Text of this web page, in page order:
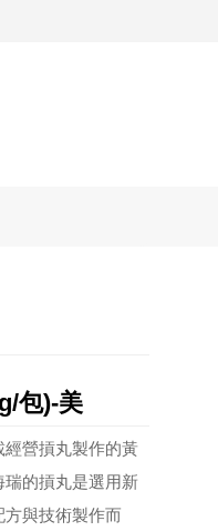
包)-美
經營摃丸製作的黃
的摃丸是選用新
與技術製作而